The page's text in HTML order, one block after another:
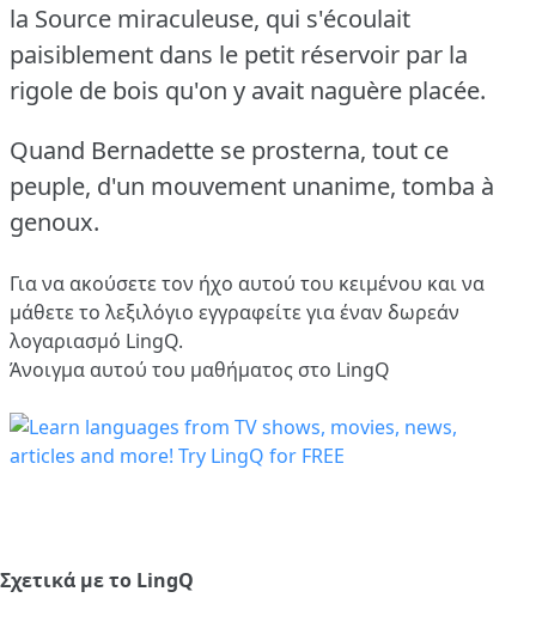
la Source miraculeuse, qui s'écoulait
paisiblement dans le petit réservoir par la
rigole de bois qu'on y avait naguère placée.
Quand Bernadette se prosterna, tout ce
peuple, d'un mouvement unanime, tomba à
genoux.
Για να ακούσετε τον ήχο αυτού του κειμένου και να
μάθετε το λεξιλόγιο εγγραφείτε για έναν δωρεάν
λογαριασμό LingQ.
Άνοιγμα αυτού του μαθήματος στο LingQ
Σχετικά με το LingQ